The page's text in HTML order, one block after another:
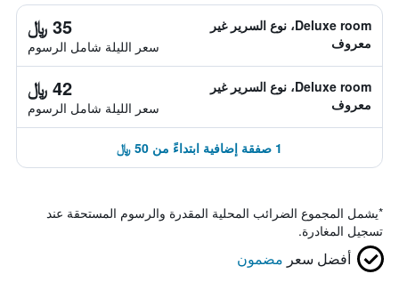
Deluxe room، نوع السرير غير
معروف
35 ﷼
سعر الليلة شامل الرسوم
Deluxe room، نوع السرير غير
معروف
42 ﷼
سعر الليلة شامل الرسوم
1 صفقة إضافية ابتداءً من 50 ﷼
*يشمل المجموع الضرائب المحلية المقدرة والرسوم المستحقة عند
تسجيل المغادرة.
أفضل سعر مضمون